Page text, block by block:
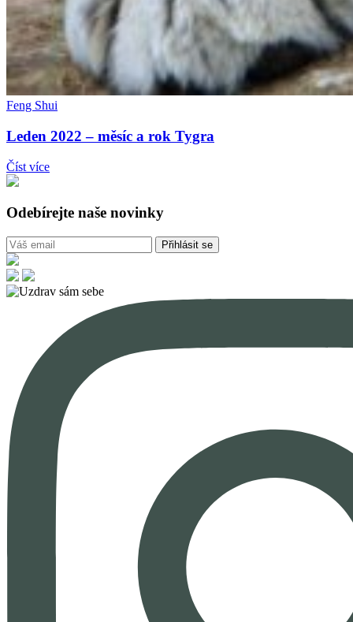
Feng Shui
Leden 2022 – měsíc a rok Tygra
Číst více
Odebírejte naše novinky
Přihlásit se